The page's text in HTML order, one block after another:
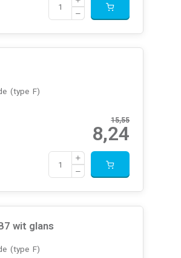
(type F)
15,55
8,24
wit glans
(type F)